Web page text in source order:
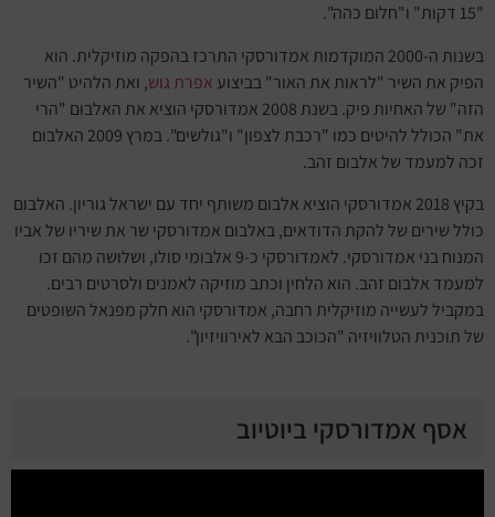
"15 דקות" ו"חלום כהה".
בשנות ה-2000 המוקדמות אמדורסקי התרכז בהפקה מוזיקלית. הוא
הפיק את השיר "לראות את האור" בביצוע אפרת גוש, ואת הלהיט "השיר
הזה" של האחיות פיק. בשנת 2008 אמדורסקי הוציא את האלבום "הרי
את" הכולל להיטים כמו "רכבת לצפון" ו"גולשים". במרץ 2009 האלבום
זכה למעמד של אלבום זהב.
בקיץ 2018 אמדורסקי הוציא אלבום משותף יחד עם ישראל גוריון. האלבום
כולל שירים של להקת הדודאים, באלבום אמדורסקי שר את שיריו של אביו
המנוח בני אמדורסקי. לאמדורסקי כ-9 אלבומי סולו, ושלושה מהם זכו
למעמד אלבום זהב. הוא הלחין וכתב מוזיקה לאמנים ולסרטים רבים.
במקביל לעשייה מוזיקלית רחבה, אמדורסקי הוא חלק מפנאל השופטים
של תוכנית הטלוויזיה "הכוכב הבא לאירוויזיון".
אסף אמדורסקי ביוטיוב